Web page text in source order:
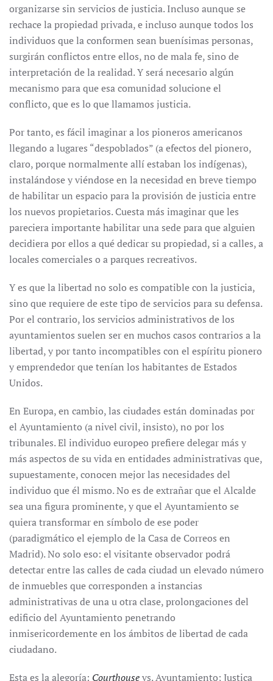
organizarse sin servicios de justicia. Incluso aunque se
rechace la propiedad privada, e incluso aunque todos los
individuos que la conformen sean buenísimas personas,
surgirán conflictos entre ellos, no de mala fe, sino de
interpretación de la realidad. Y será necesario algún
mecanismo para que esa comunidad solucione el
conflicto, que es lo que llamamos justicia.
Por tanto, es fácil imaginar a los pioneros americanos
llegando a lugares “despoblados” (a efectos del pionero,
claro, porque normalmente allí estaban los indígenas),
instalándose y viéndose en la necesidad en breve tiempo
de habilitar un espacio para la provisión de justicia entre
los nuevos propietarios. Cuesta más imaginar que les
pareciera importante habilitar una sede para que alguien
decidiera por ellos a qué dedicar su propiedad, si a calles, a
locales comerciales o a parques recreativos.
Y es que la libertad no solo es compatible con la justicia,
sino que requiere de este tipo de servicios para su defensa.
Por el contrario, los servicios administrativos de los
ayuntamientos suelen ser en muchos casos contrarios a la
libertad, y por tanto incompatibles con el espíritu pionero
y emprendedor que tenían los habitantes de Estados
Unidos.
En Europa, en cambio, las ciudades están dominadas por
el Ayuntamiento (a nivel civil, insisto), no por los
tribunales. El individuo europeo prefiere delegar más y
más aspectos de su vida en entidades administrativas que,
supuestamente, conocen mejor las necesidades del
individuo que él mismo. No es de extrañar que el Alcalde
sea una figura prominente, y que el Ayuntamiento se
quiera transformar en símbolo de ese poder
(paradigmático el ejemplo de la Casa de Correos en
Madrid). No solo eso: el visitante observador podrá
detectar entre las calles de cada ciudad un elevado número
de inmuebles que corresponden a instancias
administrativas de una u otra clase, prolongaciones del
edificio del Ayuntamiento penetrando
inmisericordemente en los ámbitos de libertad de cada
ciudadano.
Esta es la alegoría: Courthousevs. Ayuntamiento; Justica